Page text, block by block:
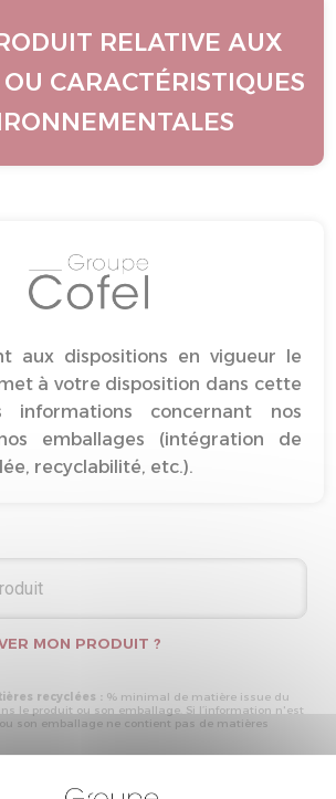
RELATIVE AUX
CARACTÉRISTIQUES
aux dispositions en vigueur le
à votre disposition dans cette
informations concernant nos
emballages (intégration de
recyclabilité, etc.).
MON PRODUIT ?
recyclées : % minimal de matière issue du
le produit ou son emballage. Si l’information n'est
son emballage ne contient pas de matières
de recyclage mis en œuvre représente plus de 50